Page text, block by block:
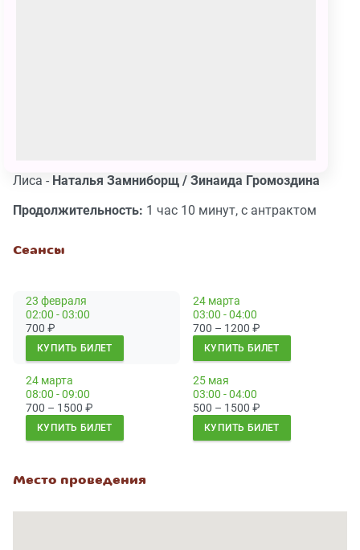
Лиса - Наталья Замниборщ / Зинаида Громоздина
Продолжительность: 1 час 10 минут, с антрактом
Сеансы
23 февраля
02:00 - 03:00
700 ₽
КУПИТЬ БИЛЕТ
24 марта
03:00 - 04:00
700 – 1200 ₽
КУПИТЬ БИЛЕТ
24 марта
08:00 - 09:00
700 – 1500 ₽
КУПИТЬ БИЛЕТ
25 мая
03:00 - 04:00
500 – 1500 ₽
КУПИТЬ БИЛЕТ
Место проведения